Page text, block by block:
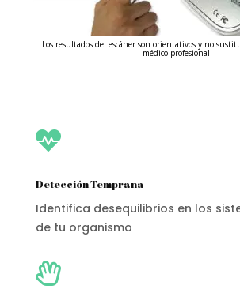
Los resultados del escáner son orientativos y no
médico profesional.

Detección Temprana
Identifica desequilibrios en los
de tu organismo
